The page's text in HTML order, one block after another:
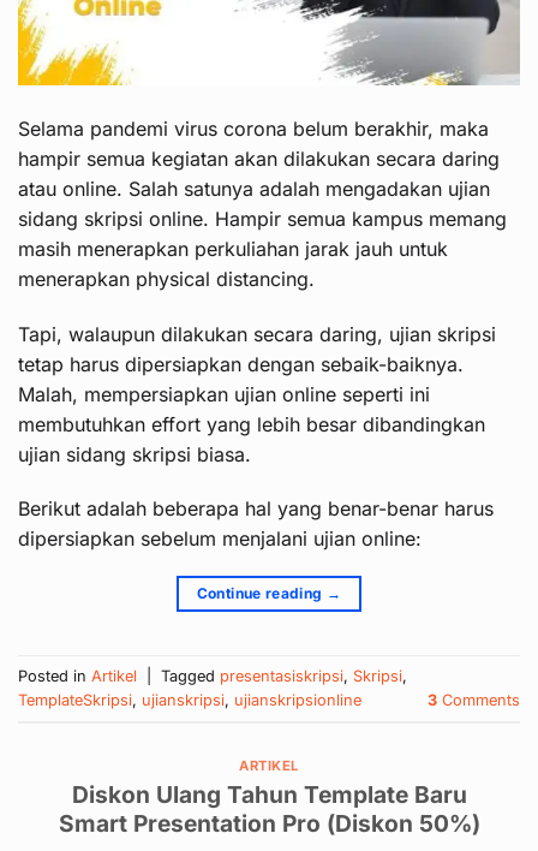
Selama pandemi virus corona belum berakhir, maka
hampir semua kegiatan akan dilakukan secara daring
atau online. Salah satunya adalah mengadakan ujian
sidang skripsi online. Hampir semua kampus memang
masih menerapkan perkuliahan jarak jauh untuk
menerapkan physical distancing.
Tapi, walaupun dilakukan secara daring, ujian skripsi
tetap harus dipersiapkan dengan sebaik-baiknya.
Malah, mempersiapkan ujian online seperti ini
membutuhkan effort yang lebih besar dibandingkan
ujian sidang skripsi biasa.
Berikut adalah beberapa hal yang benar-benar harus
dipersiapkan sebelum menjalani ujian online:
Continue reading →
Posted in Artikel Tagged presentasiskripsi, Skripsi,
TemplateSkripsi, ujianskripsi, ujianskripsionline 3 Comments
ARTIKEL
Diskon Ulang Tahun Template Baru
Smart Presentation Pro (Diskon 50%)